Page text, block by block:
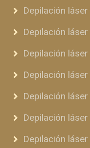
Depilación
Depilación
Depilación
Depilación
Depilación
Depilación
Depilación